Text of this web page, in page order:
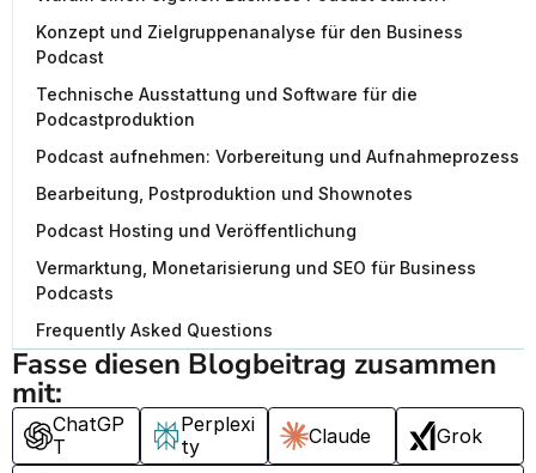
Konzept und Zielgruppenanalyse für den Business
Podcast
Technische Ausstattung und Software für die
Podcastproduktion
Podcast aufnehmen: Vorbereitung und Aufnahmeprozess
Bearbeitung, Postproduktion und Shownotes
Podcast Hosting und Veröffentlichung
Vermarktung, Monetarisierung und SEO für Business
Podcasts
Frequently Asked Questions
Fasse diesen Blogbeitrag zusammen
mit:
ChatGP
T
Perplexi
ty
Claude Grok